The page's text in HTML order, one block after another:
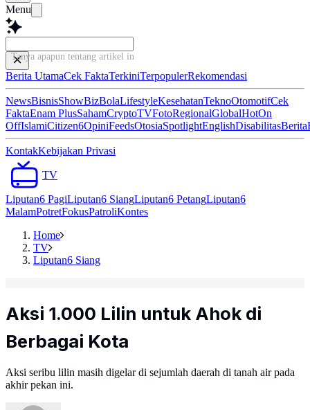
Menu
Tanya apapun tentang artikel ini...
Berita UtamaCek FaktaTerkiniTerpopulerRekomendasi
NewsBisnisShowBizBolaLifestyleKesehatanTeknoOtomotifCek
FaktaEnam PlusSahamCryptoTVFotoRegionalGlobalHotOn
OffIslamiCitizen6OpiniFeedsOtosiaSpotlightEnglishDisabilitasBerita
KontakKebijakan Privasi
TV
Liputan6 PagiLiputan6 SiangLiputan6 PetangLiputan6
MalamPotretFokusPatroliKontes
Home
TV
Liputan6 Siang
Aksi 1.000 Lilin untuk Ahok di
Berbagai Kota
Aksi seribu lilin masih digelar di sejumlah daerah di tanah air pada
akhir pekan ini.